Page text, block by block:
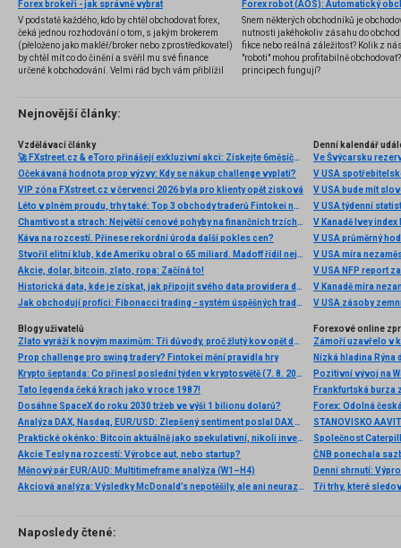
Forex brokeři - jak správně vybrat
V podstatě každého, kdo by chtěl obchodovat forex,
čeká jednou rozhodování o tom, s jakým brokerem
(přeloženo jako makléř/broker nebo zprostředkovatel)
by chtěl mít co do činění a svěřil mu své finance
určené k obchodování. Velmi rád bych vám přiblížil
několik příkladů nejznámějších z nich.
Snem některých obchodníků je
nutnosti jakéhokoliv zásahu do
fikce nebo reálná záležitost? Kolik z
"roboti" mohou profitabilně
principech fungují?
Nejnovější články:
Vzdělávací články
🚀 FXstreet.cz & eToro přinášejí exkluzivní akci: Získejte 6měsíční členství ve VIP zóně ZDARMA
Očekávaná hodnota prop výzvy: Kdy se nákup challenge vyplatí?
VIP zóna FXstreet.cz v červenci 2026 byla pro klienty opět zisková
Léto v plném proudu, trhy také: Top 3 obchody traderů Fintokei na indexech a zlatě
Chamtivost a strach: Největší cenové pohyby na finančních trzích (červenec 2026)
Káva na rozcestí. Přinese rekordní úroda další pokles cen?
Stvořil elitní klub, kde Ameriku obral o 65 miliard. Madoff řídil největší Ponzi dějin
Akcie, dolar, bitcoin, zlato, ropa: Začíná to!
Historická data, kde je získat, jak připojit svého data providera do MultiCharts a proč je budeme potřebovat? (4. díl)
Jak obchodují profíci: Fibonacci trading - systém úspěšných traderů
Denní kalendář
Ve Švýcarsku
V USA
V USA bude mít
V USA týdenní
V Kanadě Ivey index
V USA průměrný
V USA míra
V USA NFP report
V Kanadě míra
V USA zásoby
Blogy uživatelů
Zlato vyráží k novým maximům: Tři důvody, proč žlutý kov opět dominuje
Prop challenge pro swing tradery? Fintokei mění pravidla hry
Krypto šeptanda: Co přinesl poslední týden v kryptosvětě (7. 8. 2026)
Tato legenda čeká krach jako v roce 1987!
Dosáhne SpaceX do roku 2030 tržeb ve výši 1 bilionu dolarů?
Analýza DAX, Nasdaq, EUR/USD: Zlepšený sentiment poslal DAX na nová maxima
Praktické okénko: Bitcoin aktuálně jako spekulativní, nikoli investiční aktivum
Akcie Tesly na rozcestí: Výrobce aut, nebo startup?
Měnový pár EUR/AUD: Multitimeframe analýza (W1–H4)
Akciová analýza: Výsledky McDonald’s nepotěšily, ale ani neurazily. Jakou vizi společnost prezentovala?
Forexové online
Nízká hladina
Pozitivní vývoj na
Frankfurtská burza
Denní shrnutí:
Tři trhy, které
Naposledy čtené: